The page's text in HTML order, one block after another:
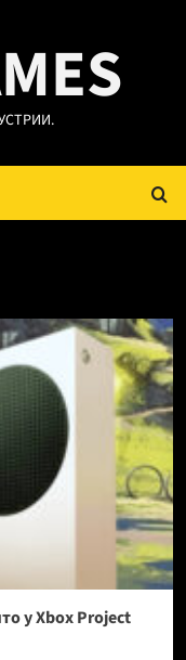
у Xbox Project